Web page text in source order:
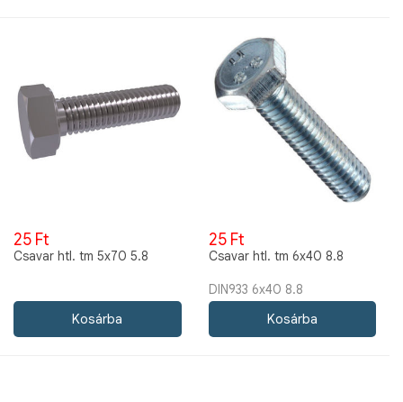
25 Ft
Csavar htl. tm 5x70 5.8
25 Ft
Csavar htl. tm 6x40 8.8
DIN933 6x40 8.8